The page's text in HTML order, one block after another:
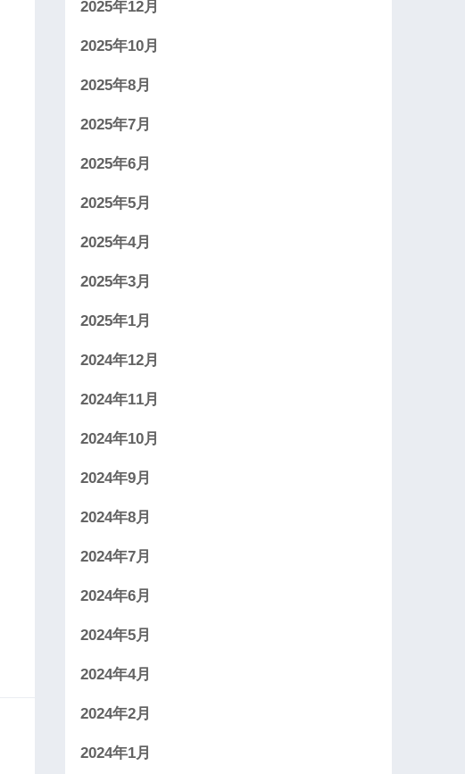
2025年12月
2025年10月
2025年8月
2025年7月
2025年6月
2025年5月
2025年4月
2025年3月
2025年1月
2024年12月
2024年11月
2024年10月
2024年9月
2024年8月
2024年7月
2024年6月
2024年5月
2024年4月
2024年2月
2024年1月